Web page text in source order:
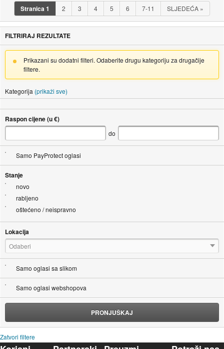
Stranica1 2 3 4 5 6 7-11 SLJEDEĆA »
FILTRIRAJ REZULTATE
Prikazani su dodatni filteri. Odaberite drugu kategoriju za drugačije
filtere.
Kategorija (prikaži sve)
Raspon cijene (u €)
do
Samo PayProtect oglasi
Stanje
novo
rabljeno
oštećeno / neispravno
Lokacija
Odaberi
Samo oglasi sa slikom
Samo oglasi webshopova
PRONJUŠKAJ
Zatvori filtere